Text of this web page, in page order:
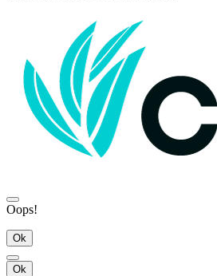
Oops!
Ok
Ok